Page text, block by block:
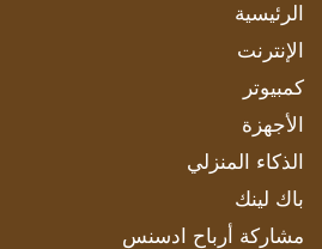
الرئيسية
الإنترنت
كمبيوتر
الأجهزة
الذكاء المنزلي
باك لينك
مشاركة أرباح ادسنس